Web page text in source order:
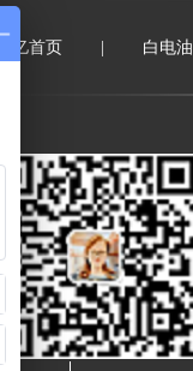
名亿首页 白电油